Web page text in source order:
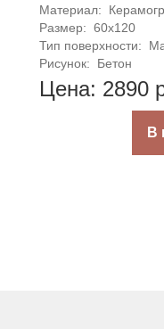
Материал:
Размер: 60x120
Тип поверхности:
Рисунок:
Бетон
Цена: 2890
В